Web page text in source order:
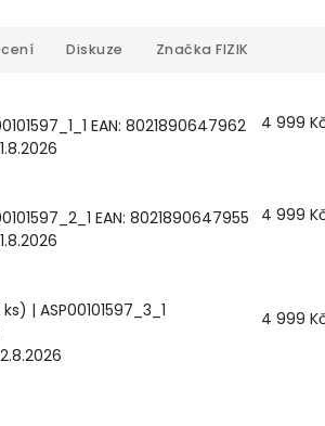
Diskuze Značka FIZIK
EAN: 8021890647962
4 999
EAN: 8021890647955
4 999
| ASP00101597_3_1
4 999